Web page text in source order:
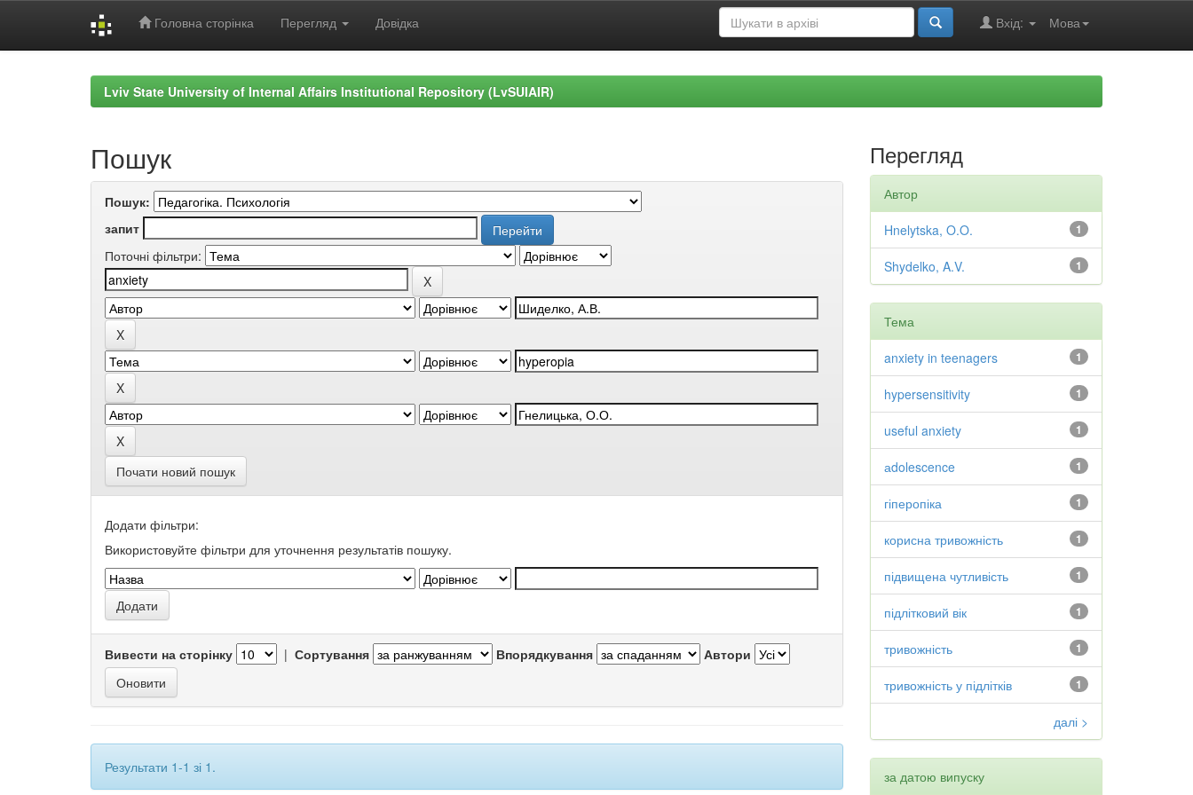
Головна сторінка Перегляд Довідка Мова
Вхід:
Lviv State University of Internal Affairs Institutional Repository (LvSUIAIR)
Пошук
Пошук:
запит
Поточні фільтри:
Почати новий пошук
Додати фільтри:
Використовуйте фільтри для уточнення результатів пошуку.
Вивести на сторінку | Сортування Впорядкування Автори
Результати 1-1 зі 1.
Перегляд
Автор
1
Hnelytska, O.O.
1
Shydelko, A.V.
Тема
1
anxiety in teenagers
1
hypersensitivity
1
useful anxiety
1
аdolescence
1
гіперопіка
1
корисна тривожність
1
підвищена чутливість
1
підлітковий вік
1
тривожність
1
тривожність у підлітків
далі >
за датою випуску